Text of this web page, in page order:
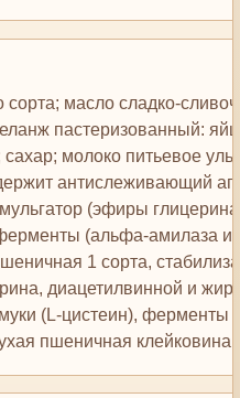
масло сладко-
пастеризованный:
молоко питьевое
антислеживающий
(эфиры
(альфа-амилаза и
1 сорта,
диацетилвинной и
(L-цистеин),
пшеничная